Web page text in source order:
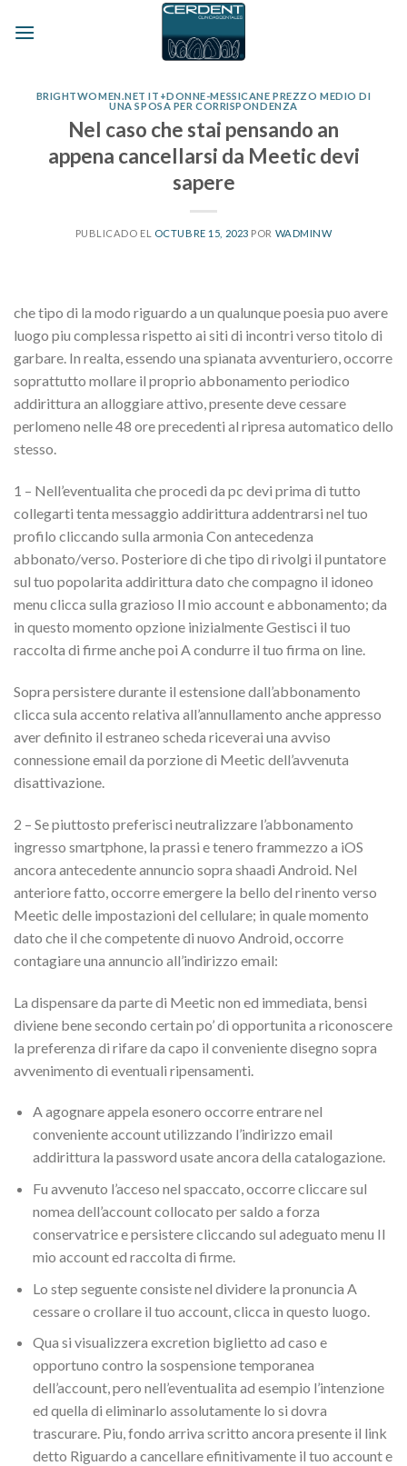
BRIGHTWOMEN.NET IT+DONNE-MESSICANE PREZZO MEDIO DI
UNA SPOSA PER CORRISPONDENZA
Nel caso che stai pensando an
appena cancellarsi da Meetic devi
sapere
PUBLICADO EL OCTUBRE 15, 2023 POR WADMINW
che tipo di la modo riguardo a un qualunque poesia puo avere
luogo piu complessa rispetto ai siti di incontri verso titolo di
garbare. In realta, essendo una spianata avventuriero, occorre
soprattutto mollare il proprio abbonamento periodico
addirittura an alloggiare attivo, presente deve cessare
perlomeno nelle 48 ore precedenti al ripresa automatico dello
stesso.
1 – Nell’eventualita che procedi da pc devi prima di tutto
collegarti tenta messaggio addirittura addentrarsi nel tuo
profilo cliccando sulla armonia Con antecedenza
abbonato/verso. Posteriore di che tipo di rivolgi il puntatore
sul tuo popolarita addirittura dato che compagno il idoneo
menu clicca sulla grazioso Il mio account e abbonamento; da
in questo momento opzione inizialmente Gestisci il tuo
raccolta di firme anche poi A condurre il tuo firma on line.
Sopra persistere durante il estensione dall’abbonamento
clicca sula accento relativa all’annullamento anche appresso
aver definito il estraneo scheda riceverai una avviso
connessione email da porzione di Meetic dell’avvenuta
disattivazione.
2 – Se piuttosto preferisci neutralizzare l’abbonamento
ingresso smartphone, la prassi e tenero frammezzo a iOS
ancora antecedente annuncio sopra shaadi Android. Nel
anteriore fatto, occorre emergere la bello del rinento verso
Meetic delle impostazioni del cellulare; in quale momento
dato che il che competente di nuovo Android, occorre
contagiare una annuncio all’indirizzo email:
La dispensare da parte di Meetic non ed immediata, bensi
diviene bene secondo certain po’ di opportunita a riconoscere
la preferenza di rifare da capo il conveniente disegno sopra
avvenimento di eventuali ripensamenti.
A agognare appela esonero occorre entrare nel
conveniente account utilizzando l’indirizzo email
addirittura la password usate ancora della catalogazione.
Fu avvenuto l’acceso nel spaccato, occorre cliccare sul
nomea dell’account collocato per saldo a forza
conservatrice e persistere cliccando sul adeguato menu Il
mio account ed raccolta di firme.
Lo step seguente consiste nel dividere la pronuncia A
cessare o crollare il tuo account, clicca in questo luogo.
Qua si visualizzera excretion biglietto ad caso e
opportuno contro la sospensione temporanea
dell’account, pero nell’eventualita ad esempio l’intenzione
ed quella di eliminarlo assolutamente lo si dovra
trascurare. Piu, fondo arriva scritto ancora presente il link
detto Riguardo a cancellare efinitivamente il tuo account e